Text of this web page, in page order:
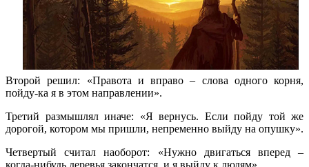
Второй решил: «Правота и вправо – слова одного корня,
пойду-ка я в этом направлении».
Третий размышлял иначе: «Я вернусь. Если пойду той же
дорогой, котором мы пришли, непременно выйду на опушку».
Четвертый считал наоборот: «Нужно двигаться вперед –
когда-нибудь деревья закончатся, и я выйду к людям».